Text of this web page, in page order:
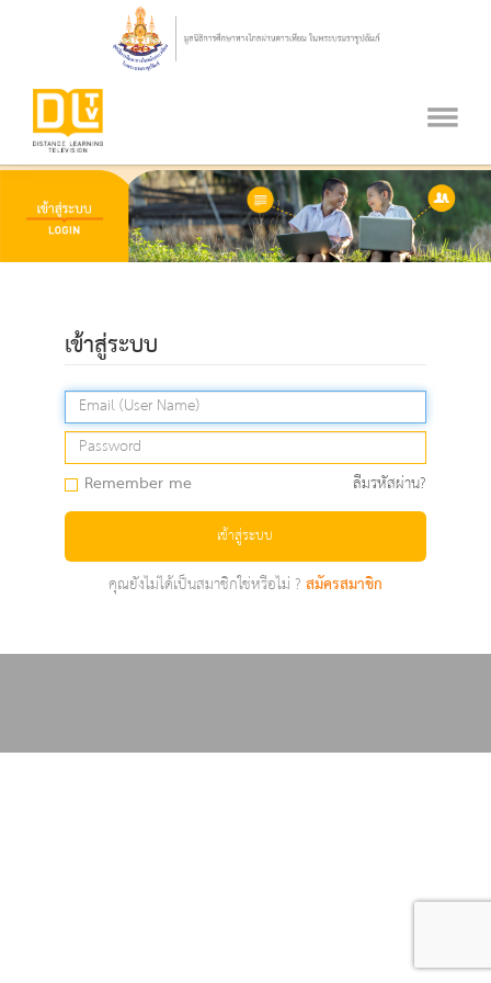
เข้าสู่ระบบ
Remember me ลืมรหัสผ่าน?
เข้าสู่ระบบ
คุณยังไม่ได้เป็นสมาชิกใช่หรือไม่ ?สมัครสมาชิก